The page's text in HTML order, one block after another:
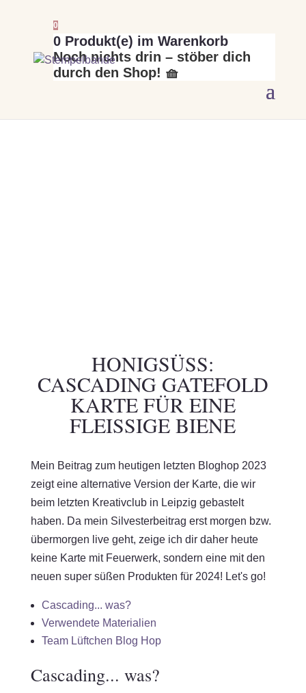
0
0 Produkt(e) im Warenkorb
Noch nichts drin – stöber dich
durch den Shop! 🧺
HONIGSÜSS: C
ASCADING GATEFOLD K
ARTE FÜR EINE F
LEISSIGE BIENE
Mein Beitrag zum heutigen letzten Bloghop 2023
zeigt eine alternative Version der Karte, die wir
beim letzten Kreativclub in Leipzig gebastelt
haben. Da mein Silvesterbeitrag erst morgen bzw.
übermorgen live geht, zeige ich dir daher heute
keine Karte mit Feuerwerk, sondern eine mit den
neuen super süßen Produkten für 2024! Let's go!
Cascading... was?
Verwendete Materialien
Team Lüftchen Blog Hop
Cascading... was?